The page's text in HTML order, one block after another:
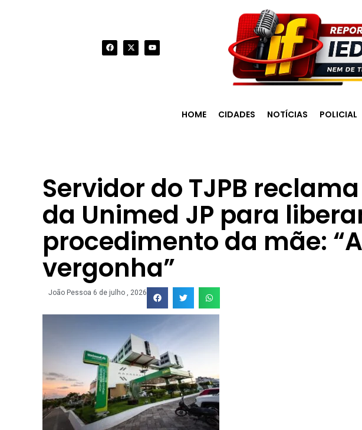
HOME CIDADES NOTÍCIAS POLICIAL
Servidor do TJPB
da Unimed JP para
procedimento da mãe:
vergonha”
João Pessoa 6 de julho , 2026